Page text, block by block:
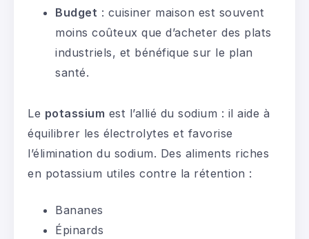
Budget : cuisiner maison est souvent
moins coûteux que d’acheter des plats
industriels, et bénéfique sur le plan
santé.
Le potassium est l’allié du sodium : il aide à
équilibrer les électrolytes et favorise
l’élimination du sodium. Des aliments riches
en potassium utiles contre la rétention :
Bananes
Épinards